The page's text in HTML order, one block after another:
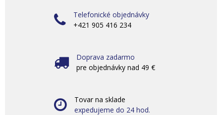
Telefonické objednávky
+421 905 416 234
Doprava zadarmo
pre objednávky nad 49 €
Tovar na sklade
expedujeme do 24 hod.